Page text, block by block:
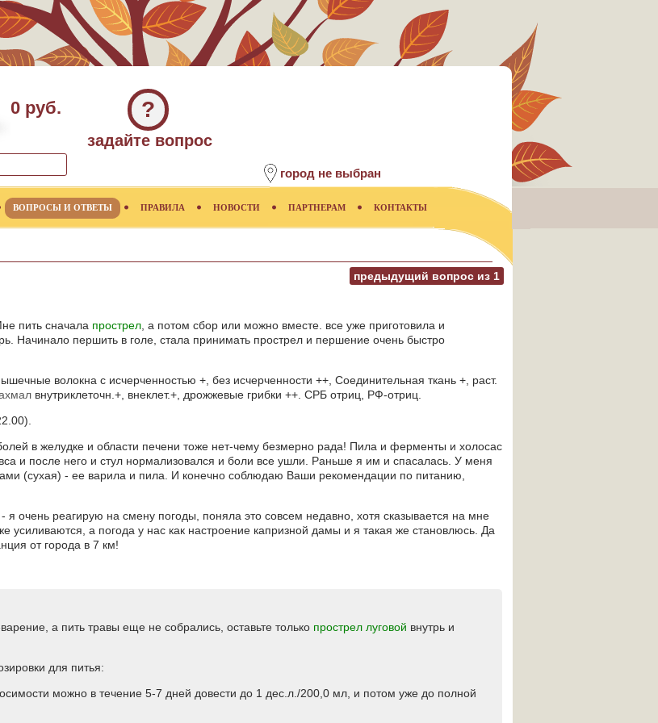
0 руб. ?
задайте вопрос
город не выбран
ВОПРОСЫ И ОТВЕТЫ ПРАВИЛА НОВОСТИ ПАРТНЕРАМ КОНТАКТЫ
предыдущий вопрос из 1
пить сначала прострел , а потом сбор или можно вместе. все уже приготовила и
Начинало першить в голе, стала принимать прострел и першение очень быстро
волокна с исчерченностью +, без исчерченности ++, Соединительная ткань +, раст.
внутриклеточн.+, внеклет.+, дрожжевые грибки ++. СРБ отриц, РФ-отриц.
в желудке и области печени тоже нет-чему безмерно рада! Пила и ферменты и холосас
и после него и стул нормализовался и боли все ушли. Раньше я им и спасалась. У меня
(сухая) - ее варила и пила. И конечно соблюдаю Ваши рекомендации по питанию,
очень реагирую на смену погоды, поняла это совсем недавно, хотя сказывается на мне
усиливаются, а погода у нас как настроение капризной дамы и я такая же становлюсь. Да
от города в 7 км!
а пить травы еще не собрались, оставьте только прострел луговой внутрь и
для питья:
можно в течение 5-7 дней довести до 1 дес.л./200,0 мл, и потом уже до полной